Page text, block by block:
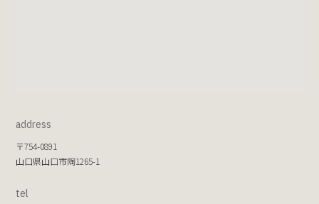
address
〒754-0891
山口県山口市陶1265-1
tel